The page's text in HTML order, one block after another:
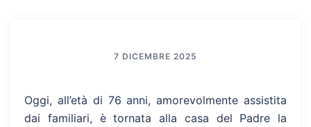
7 DICEMBRE 2025
Oggi, all’età di 76 anni, amorevolmente assistita
dai familiari, è tornata alla casa del Padre la